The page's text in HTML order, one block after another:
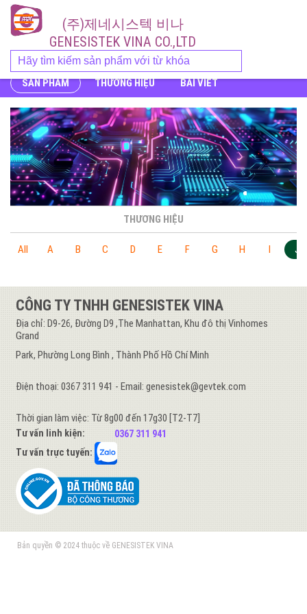
(주)제네시스텍 비나
GENESISTEK VINA CO.,LTD
SẢN PHẨM THƯƠNG HIỆU BÀI VIẾT
THƯƠNG HIỆU
All A B C D E F G H I J
CÔNG TY TNHH GENESISTEK VINA
Địa chỉ: D9-26, Đường D9 ,The Manhattan, Khu đô thị Vinhomes
Grand
Park, Phường Long Bình , Thành Phố Hồ Chí Minh
Điện thoại: 0367 311 941 - Email: genesistek@gevtek.com
Thời gian làm việc: Từ 8g00 đến 17g30 [T2-T7]
Tư vấn linh kiện:
0367 311 941
Tư vấn trực tuyến:
Bản quyền © 2024 thuộc về GENESISTEK VINA